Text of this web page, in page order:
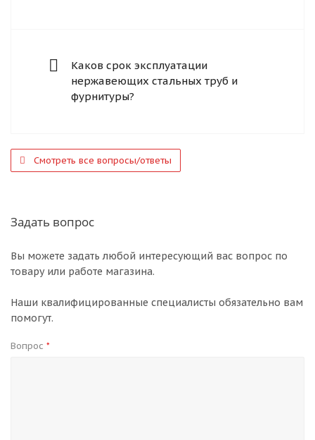
Каков срок эксплуатации
нержавеющих стальных труб и
фурнитуры?
Смотреть все вопросы/ответы
Задать вопрос
Вы можете задать любой интересующий вас вопрос по
товару или работе магазина.
Наши квалифицированные специалисты обязательно вам
помогут.
Вопрос *